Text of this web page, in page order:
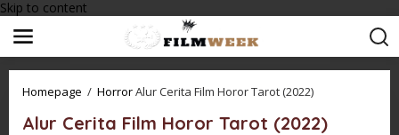
Skip to content
Homepage / HorrorAlur Cerita Film Horor Tarot (2022)
Alur Cerita Film Horor Tarot (2022)